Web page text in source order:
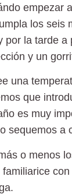
empezar
los seis
por la tarde
y un
una
que
es muy
sequemos a
o menos